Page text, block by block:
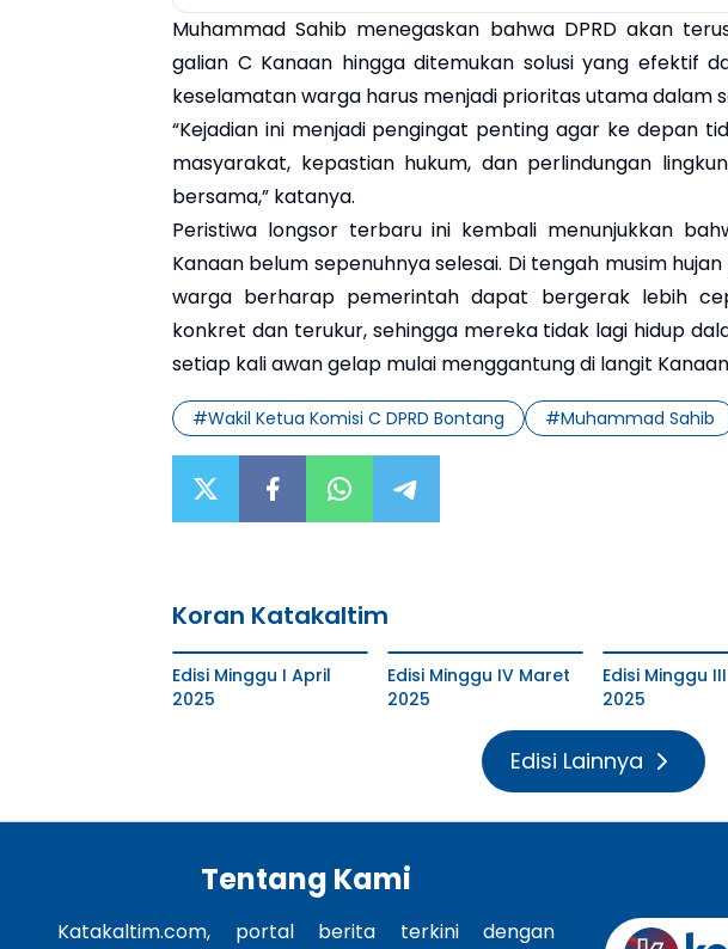
Muhammad Sahib menegaskan bahwa DPRD akan
galian C Kanaan hingga ditemukan solusi yang efektif
keselamatan warga harus menjadi prioritas utama dalam
“Kejadian ini menjadi pengingat penting agar ke depan
masyarakat, kepastian hukum, dan perlindungan
bersama,” katanya.
Peristiwa longsor terbaru ini kembali menunjukkan
Kanaan belum sepenuhnya selesai. Di tengah musim
warga berharap pemerintah dapat bergerak lebih
konkret dan terukur, sehingga mereka tidak lagi hidup
setiap kali awan gelap mulai menggantung di langit
#Wakil Ketua Komisi C DPRD Bontang #Muhammad Sahib
Koran Katakaltim
Edisi Minggu I April
2025
Edisi Minggu IV Maret
2025
Edisi Minggu
2025
Edisi Lainnya
Tentang Kami
Katakaltim.com, portal berita terkini dengan